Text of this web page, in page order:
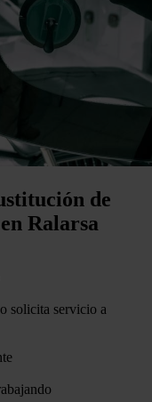
de
Ralarsa
solicita servicio a